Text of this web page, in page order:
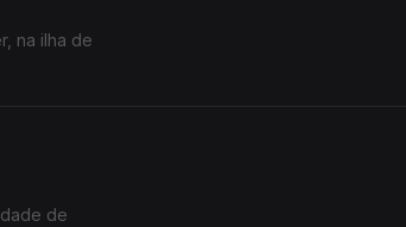
na ilha de
de